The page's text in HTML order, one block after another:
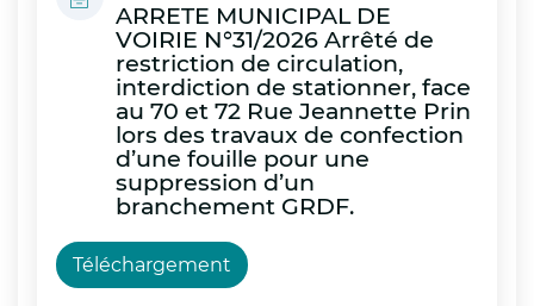
ARRETE MUNICIPAL DE
VOIRIE N°31/2026 Arrêté de
restriction de circulation,
interdiction de stationner, face
au 70 et 72 Rue Jeannette Prin
lors des travaux de confection
d’une fouille pour une
suppression d’un
branchement GRDF.
Téléchargement